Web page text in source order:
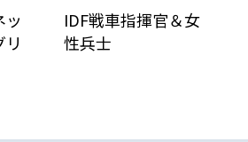
ッ
IDF戦車指揮官＆女
性兵士